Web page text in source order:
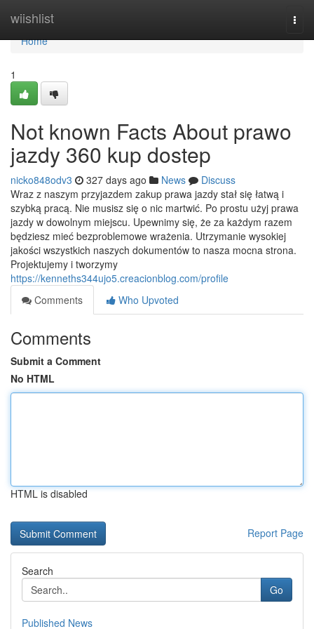
wiishlist
Home
Home
1
Not known Facts About prawo
jazdy 360 kup dostep
nicko848odv3 327 days ago News
Discuss
Wraz z naszym przyjazdem zakup prawa jazdy stał się łatwą i
szybką pracą. Nie musisz się o nic martwić. Po prostu użyj prawa
jazdy w dowolnym miejscu. Upewnimy się, że za każdym razem
będziesz mieć bezproblemowe wrażenia. Utrzymanie wysokiej
jakości wszystkich naszych dokumentów to nasza mocna strona.
Projektujemy i tworzymy
https://kenneths344ujo5.creacionblog.com/profile
Comments
Who Upvoted
Comments
Submit a Comment
No HTML
HTML is disabled
Report Page
Search
Go
Published News